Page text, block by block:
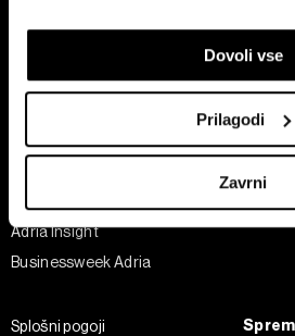
Identificirati napravo z
lastnosti (odčitavanje prstnih
Poglejte si še, kako se obdelujejo
nastavite svoje preference v
iz Izjave o piškotkih.
Skupni upravljavci obdelave so
d.o.o. inPartnerji
vaših pravicah glede teh podatkov
pa vPolitiki piškotkov
Dovoli vse
Prilagodi
Zavrni
Razkošje
Green
Adria Insight
Businessweek Adria
Splošni pogoji